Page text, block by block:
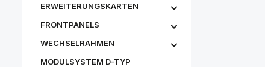
ERWEITERUNGSKARTEN
FRONTPANELS
WECHSELRAHMEN
MODULSYSTEM D-TYP